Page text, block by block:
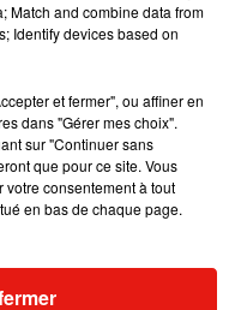
l'éruption du volcan
est terminée
et en pleine...
Match and combine data from
Identify devices based on
et fermer", ou affiner en
dans "Gérer mes choix".
sur "Continuer sans
que pour ce site. Vous
votre consentement à tout
en bas de chaque page.